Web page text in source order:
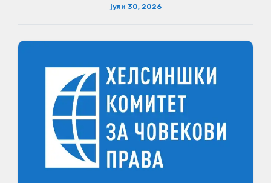
јули 30, 2026